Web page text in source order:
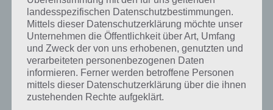
Rot, Blau, Gelb, Blau, Grün, Rot und Gelb.
Level 66:Im ersten Schritt zur Lösung von Level 66 nehmen wir die
Schaufel und tippen auf den Erdhaufen, um diesen zu verlagern. Nun
muss das richtige Paar zum Freischalten der Tür gefunden werden.
Das linke Symbol ist ein Sternchen (*) und das rechte Symbol ist die
Raute (#).
landesspezifischen Datenschutzbestimmungen.
Mittels dieser Datenschutzerklärung möchte unser
Unternehmen die Öffentlichkeit über Art, Umfang
und Zweck der von uns erhobenen, genutzten und
verarbeiteten personenbezogenen Daten
informieren. Ferner werden betroffene Personen
mittels dieser Datenschutzerklärung über die ihnen
zustehenden Rechte aufgeklärt.